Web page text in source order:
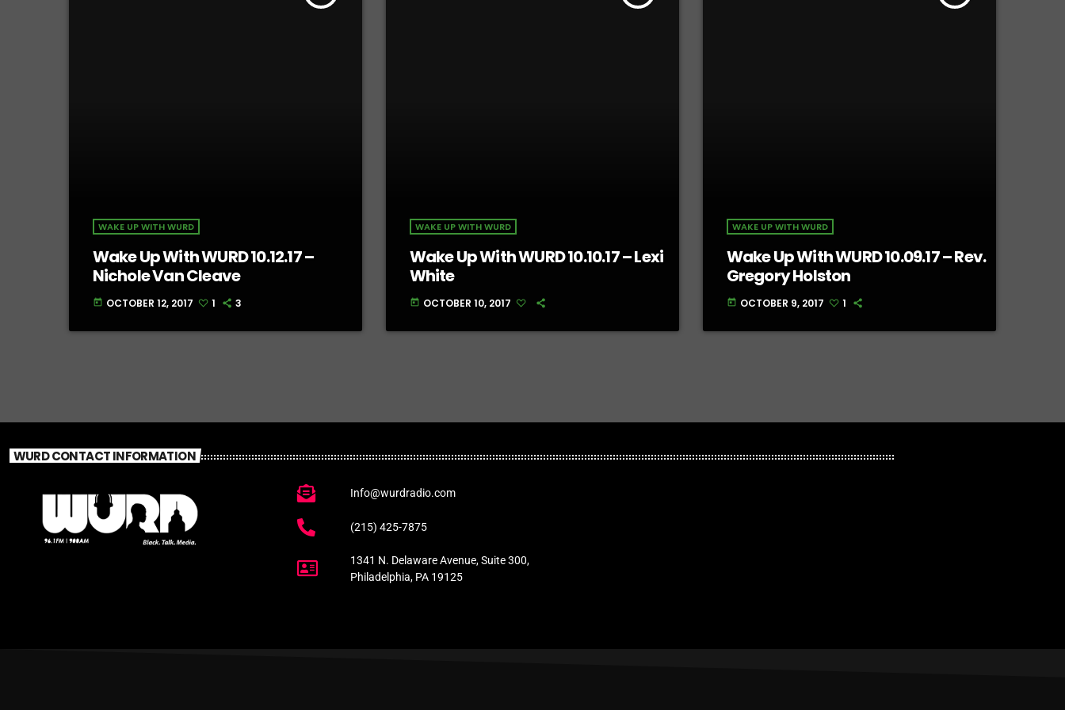
WAKE UP WITH WURD
Wake Up With WURD 10.12.17 –
Nichole Van Cleave
today OCTOBER 12, 2017 1 3
WAKE UP WITH WURD
Wake Up With WURD 10.10.17 – Lexi
White
today OCTOBER 10, 2017
WAKE UP WITH WURD
Wake Up With WURD 10.09.17 – Rev.
Gregory Holston
today OCTOBER 9, 2017 1
WURD CONTACT INFORMATION
Info@wurdradio.com
(215) 425-7875
1341 N. Delaware Avenue, Suite 300,
Philadelphia, PA 19125